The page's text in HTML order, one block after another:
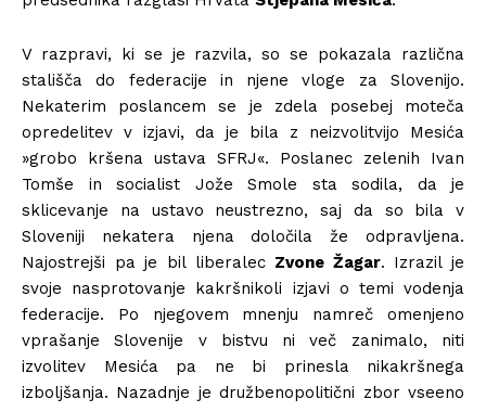
V razpravi, ki se je razvila, so se pokazala različna
stališča do federacije in njene vloge za Slovenijo.
Nekaterim poslancem se je zdela posebej moteča
opredelitev v izjavi, da je bila z neizvolitvijo Mesića
»grobo kršena ustava SFRJ«. Poslanec zelenih Ivan
Tomše in socialist Jože Smole sta sodila, da je
sklicevanje na ustavo neustrezno, saj da so bila v
Sloveniji nekatera njena določila že odpravljena.
Najostrejši pa je bil liberalec Zvone Žagar. Izrazil je
svoje nasprotovanje kakršnikoli izjavi o temi vodenja
federacije. Po njegovem mnenju namreč omenjeno
vprašanje Slovenije v bistvu ni več zanimalo, niti
izvolitev Mesića pa ne bi prinesla nikakršnega
izboljšanja. Nazadnje je družbenopolitični zbor vseeno